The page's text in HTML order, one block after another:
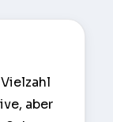
aber